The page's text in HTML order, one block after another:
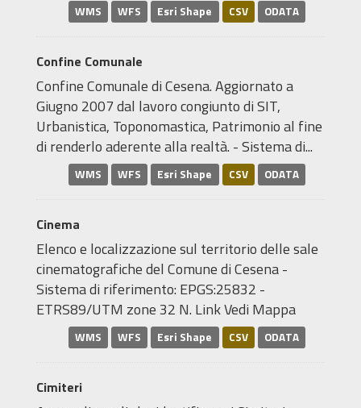
WMS WFS Esri Shape CSV ODATA
Confine Comunale
Confine Comunale di Cesena. Aggiornato a
Giugno 2007 dal lavoro congiunto di SIT,
Urbanistica, Toponomastica, Patrimonio al fine
di renderlo aderente alla realtà. - Sistema di...
WMS WFS Esri Shape CSV ODATA
Cinema
Elenco e localizzazione sul territorio delle sale
cinematografiche del Comune di Cesena -
Sistema di riferimento: EPGS:25832 -
ETRS89/UTM zone 32 N. Link Vedi Mappa
WMS WFS Esri Shape CSV ODATA
Cimiteri